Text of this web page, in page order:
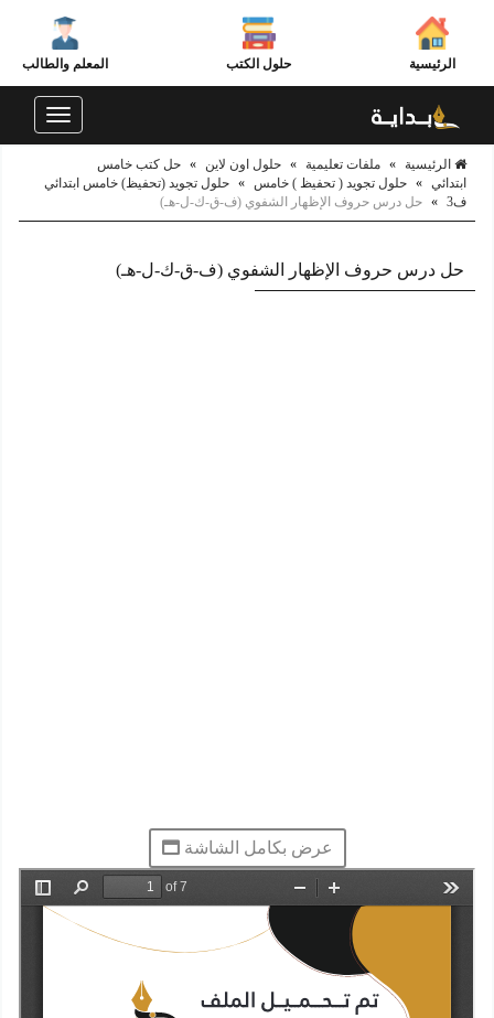
الرئيسية حلول الكتب المعلم والطالب
Toggle
الرئيسية » ملفات تعليمية » حلول اون لاين » حل كتب خامس
ابتدائي » حلول تجويد ( تحفيظ ) خامس » حلول تجويد (تحفيظ) خامس ابتدائي
ف3
» حل درس حروف الإظهار الشفوي (ف-ق-ك-ل-هـ)
حل درس حروف الإظهار الشفوي (ف-ق-ك-ل-هـ)
عرض بكامل الشاشة